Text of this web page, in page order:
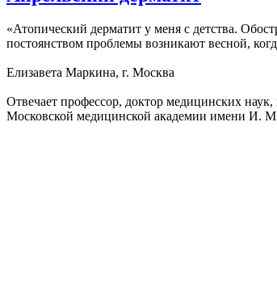
«Атопический дерматит у меня с детства.
постоянством проблемы возникают весной,
Елизавета Маркина, г. Москва
Отвечает профессор, доктор медицинских наук,
Московской медицинской академии имени И.